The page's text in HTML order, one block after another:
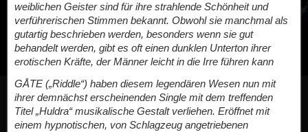
weiblichen Geister sind für ihre strahlende Schönheit und
verführerischen Stimmen bekannt. Obwohl sie manchmal als
gutartig beschrieben werden, besonders wenn sie gut
behandelt werden, gibt es oft einen dunklen Unterton ihrer
erotischen Kräfte, der Männer leicht in die Irre führen kann
GÅTE („Riddle“) haben diesem legendären Wesen nun mit
ihrer demnächst erscheinenden Single mit dem treffenden
Titel „Huldra“ musikalische Gestalt verliehen. Eröffnet mit
einem hypnotischen, von Schlagzeug angetriebenen